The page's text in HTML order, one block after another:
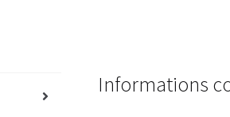
Informations